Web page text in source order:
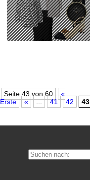
Seite 43 von 60
«
Erste
« ... 41 42 43